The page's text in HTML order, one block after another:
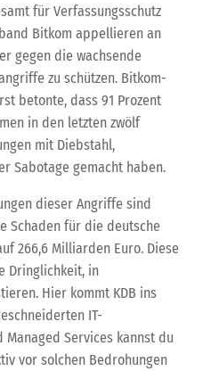
für Verfassungsschutz
Bitkom appellieren an
gegen die wachsende
zu schützen. Bitkom-
betonte, dass 91 Prozent
in den letzten zwölf
mit Diebstahl,
Sabotage gemacht haben.
dieser Angriffe sind
Schaden für die deutsche
266,6 Milliarden Euro. Diese
Dringlichkeit, in
Hier kommt KDB ins
IT-
Services kannst du
vor solchen Bedrohungen